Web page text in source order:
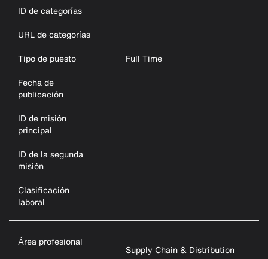
ID de categorías
URL de categorías
Tipo de puesto
Full Time
Fecha de
publicación
ID de misión
principal
ID de la segunda
misión
Clasificación
laboral
Área profesional
Supply Chain & Distribution